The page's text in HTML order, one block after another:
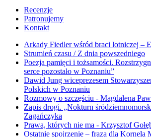
Recenzje
Patronujemy
Kontakt
Arkady Fiedler wśród braci lotniczej –
Strumień czasu / Z dnia powszedniego
Poezja pamięci i tożsamości.
serce pozostało w Poznaniu”
Dawid Jung wiceprezesem
Polskich w Poznaniu
Rozmowy o szczęściu - Magdalena
Zapis drogi. „Nokturn
Zagańczyka
Prawa, których nie ma - Krzysztof
Ostatnie spojrzenie – fraza dla Kornela